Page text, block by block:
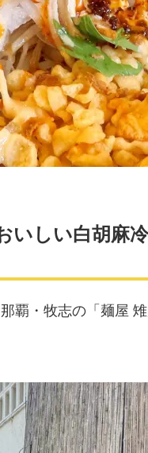
いしい白胡麻
覇・牧志の「麺屋